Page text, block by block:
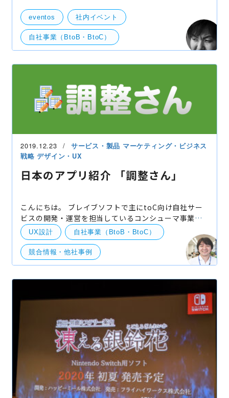
ました！ この「チケッティング」機能はイベントのチ
ケット
eventos 社内イベント
自社事業（BtoB・BtoC）
2019.12.23 サービス・製品 マーケティング・ビジネス
戦略デザイン・UX
日本のアプリ紹介 「調整さん」
こんにちは。 ブレイブソフトで主にtoC向け自社サー
ビスの開発・運営を担当しているコンシューマ事業部
の伊藤です。 世界のアプリ動向に目を向けつつ、日本
のアプリでも個人的に「これはいい」と思ったア
UX設計 自社事業（BtoB・BtoC）
競合情報・他社事例